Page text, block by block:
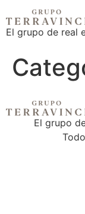
El grupo de real
El grupo